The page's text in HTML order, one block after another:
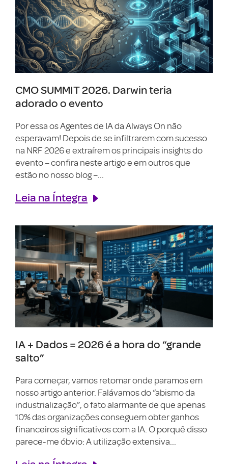
CMO SUMMIT 2026. Darwin teria
adorado o evento
Por essa os Agentes de IA da Always On não
esperavam! Depois de se infiltrarem com sucesso
na NRF 2026 e extraírem os principais insights do
evento – confira neste artigo e em outros que
estão no nosso blog –...
Leia na Íntegra
IA + Dados = 2026 é a hora do “grande
salto”
Para começar, vamos retomar onde paramos em
nosso artigo anterior. Falávamos do “abismo da
industrialização”, o fato alarmante de que apenas
10% das organizações conseguem obter ganhos
financeiros significativos com a IA. O porquê disso
parece-me óbvio: A utilização extensiva...